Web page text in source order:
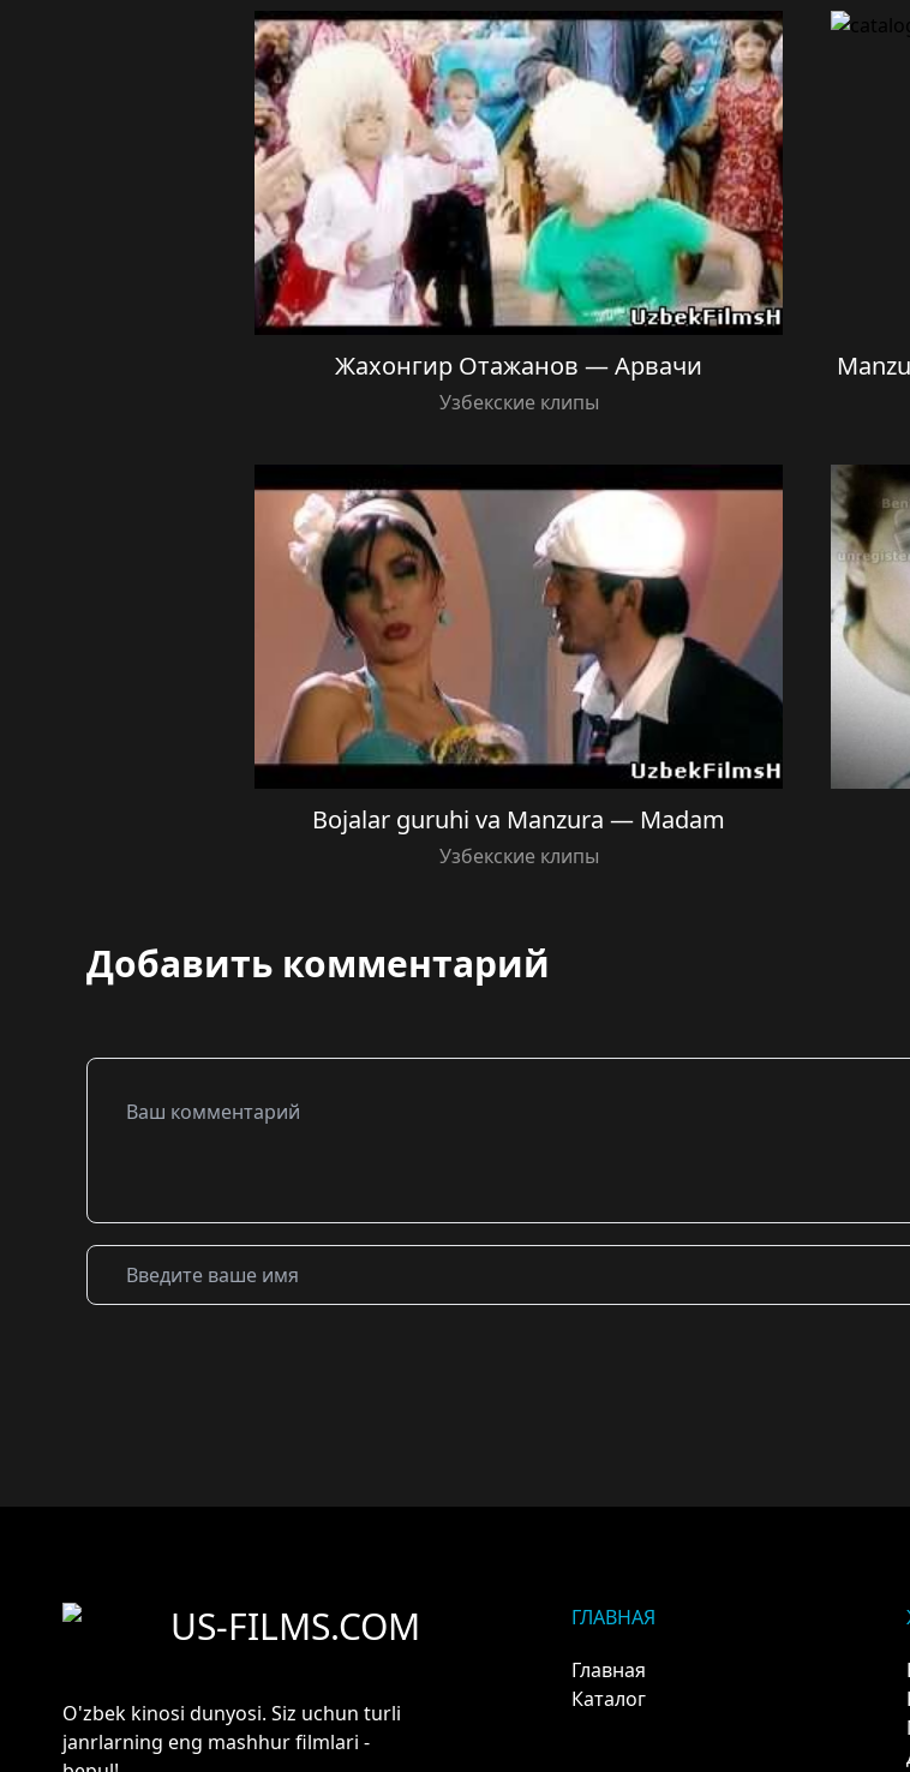
Жахонгир Отажанов — Арвачи
Узбекские клипы
Bojalar guruhi va Manzura — Madam
Узбекские клипы
Добавить комментарий
US-FILMS.COM
O'zbek kinosi dunyosi. Siz uchun turli
janrlarning eng mashhur filmlari -
ГЛАВНАЯ
Главная
Каталог